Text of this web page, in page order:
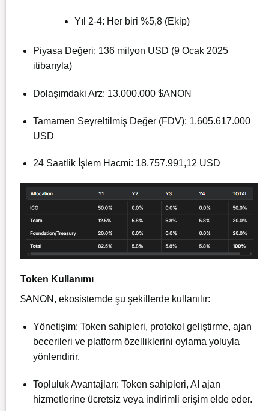
Yıl 2-4: Her biri %5,8 (Ekip)
Piyasa Değeri: 136 milyon USD (9 Ocak 2025
itibarıyla)
Dolaşımdaki Arz: 13.000.000 $ANON
Tamamen Seyreltilmiş Değer (FDV): 1.605.617.000
USD
24 Saatlik İşlem Hacmi: 18.757.991,12 USD
Token Kullanımı
$ANON, ekosistemde şu şekillerde kullanılır:
Yönetişim: Token sahipleri, protokol geliştirme, ajan
becerileri ve platform özelliklerini oylama yoluyla
yönlendirir.
Topluluk Avantajları: Token sahipleri, AI ajan
hizmetlerine ücretsiz veya indirimli erişim elde eder.